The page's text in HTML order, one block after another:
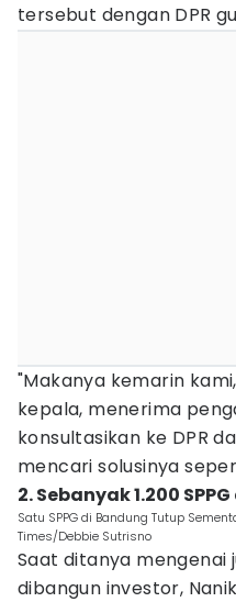
tersebut dengan DPR
"Makanya kemarin
kepala, menerima
konsultasikan ke DPR
mencari solusinya
2. Sebanyak 1.200
Satu SPPG di Bandung Tutup
Times/Debbie Sutrisno
Saat ditanya
dibangun investor,